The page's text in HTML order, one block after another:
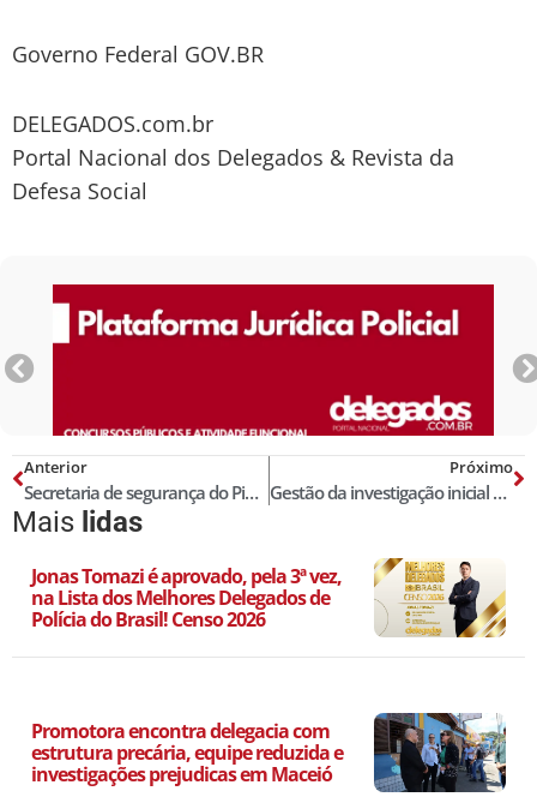
Governo Federal GOV.BR
DELEGADOS.com.br
Portal Nacional dos Delegados & Revista da
Defesa Social
Anterior
Secretaria de segurança do Piauí fará devolução de mais 400 celulares em Teresina; veja lista de convocados
Próximo
Gestão da investigação inicial de dados de e-mails pelo delegado de polícia
Mais lidas
Jonas Tomazi é aprovado, pela 3ª vez,
na Lista dos Melhores Delegados de
Polícia do Brasil! Censo 2026
Promotora encontra delegacia com
estrutura precária, equipe reduzida e
investigações prejudicas em Maceió